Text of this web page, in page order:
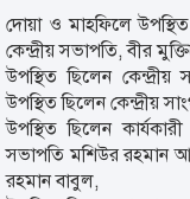
দোয়া ও মাহফিলে উপস্থিত
কেন্দ্রীয় সভাপতি, বীর
উপস্থিত ছিলেন
উপস্থিত ছিলেন কেন্দ্রীয়
উপস্থিত ছিলেন
সভাপতি মশিউর রহমান
রহমান বাবুল,